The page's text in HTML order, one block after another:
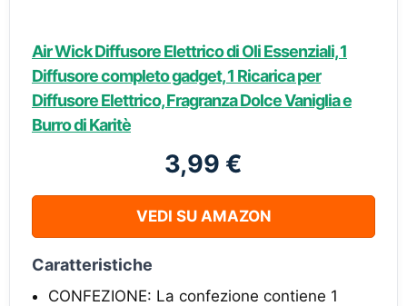
Air Wick Diffusore Elettrico di Oli Essenziali, 1
Diffusore completo gadget, 1 Ricarica per
Diffusore Elettrico, Fragranza Dolce Vaniglia e
Burro di Karitè
3,99 €
VEDI SU AMAZON
Caratteristiche
CONFEZIONE: La confezione contiene 1